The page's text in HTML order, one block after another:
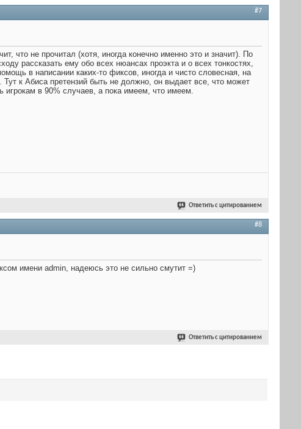
#7
что не прочитал (хотя, иногда конечно именно это и значит). По
рассказать ему обо всех нюансах проэкта и о всех тонкостях,
в написании каких-то фиксов, иногда и чисто словесная, на
к Абиса претензий быть не должно, он выдает все, что может
игрокам в 90% случаев, а пока имеем, что имеем.
Ответить с цитированием
#8
имени admin, надеюсь это не сильно смутит =)
Ответить с цитированием